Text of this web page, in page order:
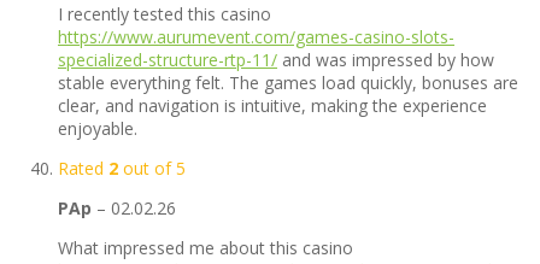
I recently tested this casino
https://www.aurumevent.com/games-casino-slots-
specialized-structure-rtp-11/ and was impressed by how
stable everything felt. The games load quickly, bonuses are
clear, and navigation is intuitive, making the experience
enjoyable.
Rated 2 out of 5
PAp – 02.02.26
What impressed me about this casino